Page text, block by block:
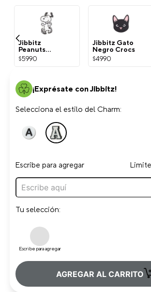
Jibbitz
Peanuts
Snoopy
Blanco Crocs
$5990
Jibbitz Gato
Negro Crocs
$4990
¡Exprésate con Jibbitz!
Selecciona el estilo del Charm:
Escribe para agregar
Tu selección:
Escribe para agregar
AGREGAR AL CARRITO +